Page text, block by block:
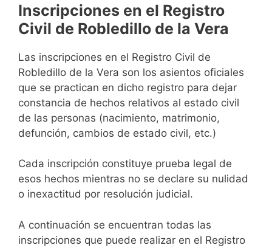
Inscripciones en el Registro
Civil de Robledillo de la Vera
Las inscripciones en el Registro Civil de
Robledillo de la Vera son los asientos oficiales
que se practican en dicho registro para dejar
constancia de hechos relativos al estado civil
de las personas (nacimiento, matrimonio,
defunción, cambios de estado civil, etc.)
Cada inscripción constituye prueba legal de
esos hechos mientras no se declare su nulidad
o inexactitud por resolución judicial.
A continuación se encuentran todas las
inscripciones que puede realizar en el Registro